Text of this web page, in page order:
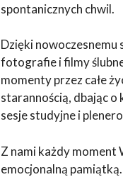
spontanicznych chwil.
Dzięki nowoczesnemu
fotografie i filmy
momenty przez całe
starannością, dbając o
sesje studyjne i
Z nami każdy moment
emocjonalną pamiątką.